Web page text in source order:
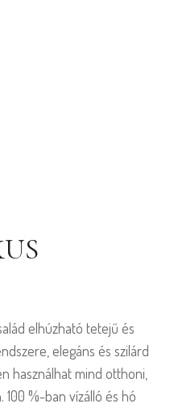
elhúzható tetejű és
elegáns és szilárd
használhat mind otthoni,
%-ban vízálló és hó